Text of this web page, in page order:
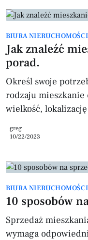
i zadbane. Usuń
umyj okna, wietrzyć
uporządkuj szafy i
sprzątanie:
plam i innych
BIURA NIERUCHOMOŚCI
Jak znaleźć
porad.
Określ swoje
rodzaju mieszkanie
wielkość, lokalizację oraz
zorientuj się w
preferencje
lokalizacje są dla
uwagę czynniki
dostępność usług czy
greg
10/22/2023
BIURA NIERUCHOMOŚCI
10 sposobów
Sprzedaż
wymaga